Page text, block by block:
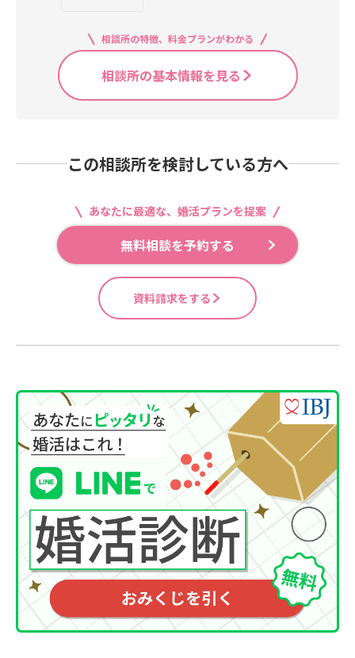
相談所の特徴、料金プランがわかる
相談所の基本情報を見る
この相談所を検討している方へ
あなたに最適な、婚活プランを提案
無料相談を予約する
資料請求をする